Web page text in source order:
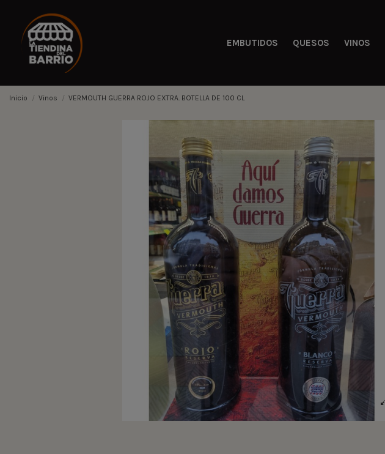
EMBUTIDOS QUESOS VINOS
Inicio Vinos VERMOUTH GUERRA ROJO EXTRA. BOTELLA DE 100 CL